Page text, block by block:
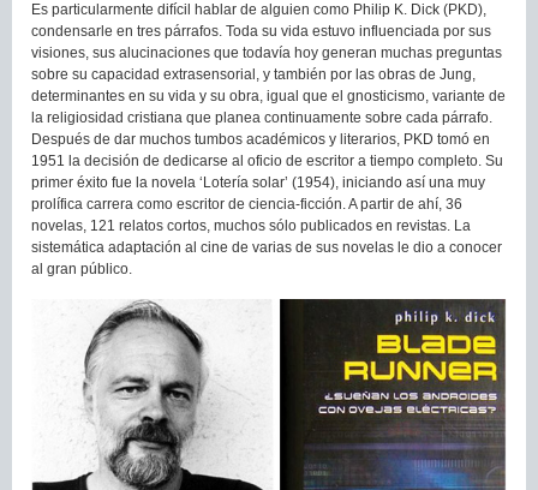
Es particularmente difícil hablar de alguien como Philip K. Dick (PKD),
condensarle en tres párrafos. Toda su vida estuvo influenciada por sus
visiones, sus alucinaciones que todavía hoy generan muchas preguntas
sobre su capacidad extrasensorial, y también por las obras de Jung,
determinantes en su vida y su obra, igual que el gnosticismo, variante de
la religiosidad cristiana que planea continuamente sobre cada párrafo.
Después de dar muchos tumbos académicos y literarios, PKD tomó en
1951 la decisión de dedicarse al oficio de escritor a tiempo completo. Su
primer éxito fue la novela ‘Lotería solar’ (1954), iniciando así una muy
prolífica carrera como escritor de ciencia-ficción. A partir de ahí, 36
novelas, 121 relatos cortos, muchos sólo publicados en revistas. La
sistemática adaptación al cine de varias de sus novelas le dio a conocer
al gran público.